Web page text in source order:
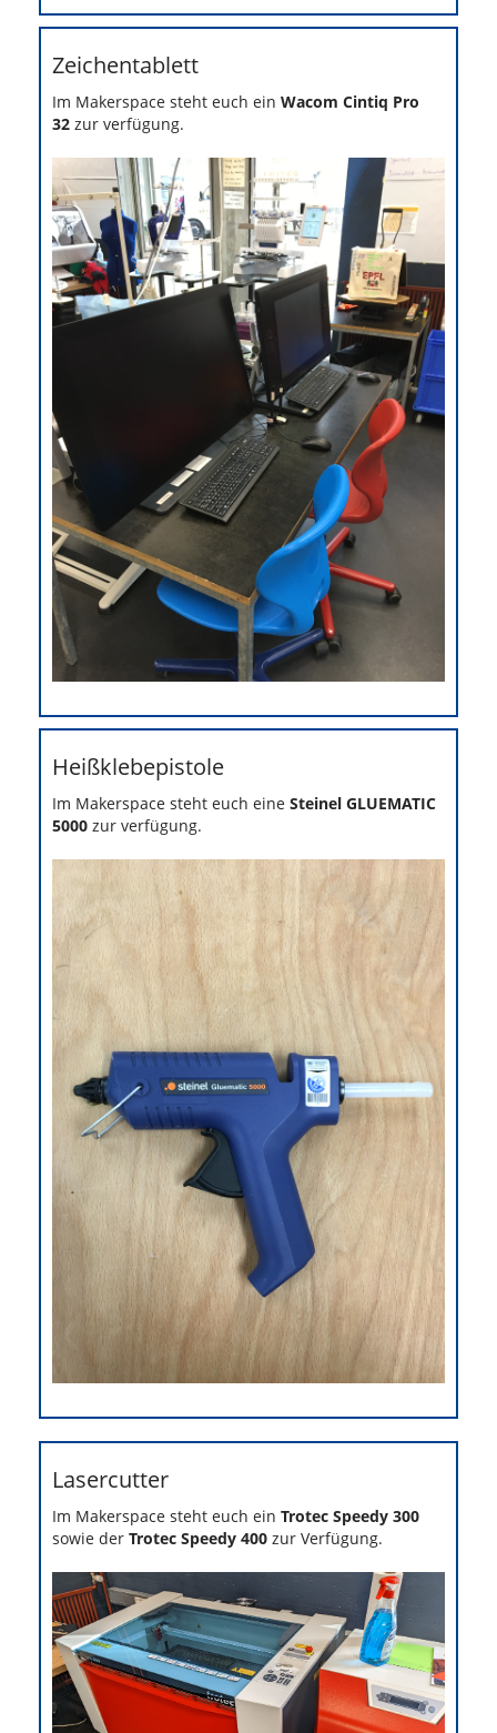
Zeichentablett
Im Makerspace steht euch ein Wacom Cintiq Pro
32 zur verfügung.
Heißklebepistole
Im Makerspace steht euch eine Steinel GLUEMATIC
5000 zur verfügung.
Lasercutter
Im Makerspace steht euch ein Trotec Speedy 300
sowie der Trotec Speedy 400 zur Verfügung.